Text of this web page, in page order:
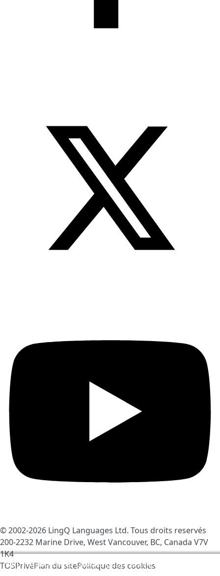
Nous utilisons des cookies pour rendre LingQ meilleur.
© 2002-2026 LingQ Languages Ltd. Tous droits reservés
200-2232 Marine Drive, West Vancouver, BC, Canada V7V
1K4
TOSPrivéPlan du sitePolitique des cookies